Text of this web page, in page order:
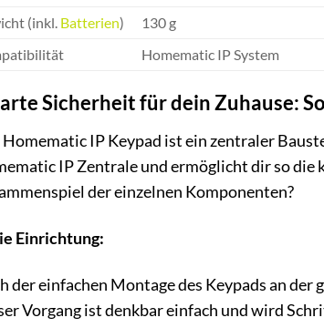
(inkl. Batterien)
130 g
Homematic IP System
Sicherheit für dein Zuhause:
Homematic IP Keypad ist ein zentraler
IP Zentrale und ermöglicht dir so
der einzelnen Komponenten?
Einrichtung:
der einfachen Montage des Keypads an
Vorgang ist denkbar einfach und wird